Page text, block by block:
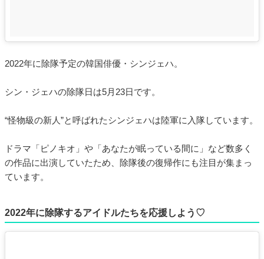
2022年に除隊予定の韓国俳優・シンジェハ。
シン・ジェハの除隊日は5月23日です。
“怪物級の新人”と呼ばれたシンジェハは陸軍に入隊しています。
ドラマ「ピノキオ」や「あなたが眠っている間に」など数多く
の作品に出演していたため、除隊後の復帰作にも注目が集まっ
ています。
2022年に除隊するアイドルたちを応援しよう♡